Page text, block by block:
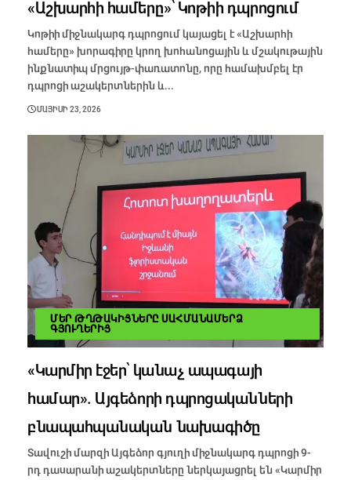
«Աշխարհի համերը»՝ Կոթիի դպրոցում
Կոթիի միջնակարգ դպրոցում կայացել է «Աշխարհի
համերը» խորագիրը կրող խոհանոցային և մշակութային
ինքնատիպ մրցույթ-փառատոնը, որը համախմբել էր
դպրոցի աշակերտներին և...
ՄԱՅԻՍԻ 23, 2026
ՄԵՐ ԹՂԹԱԿԻՑՆԵՐԸ ՍԱՀՄԱՆԱՄԵՐՁ
ԳՅՈՒՂԵՐԻՑ
«Կարմիր էջեր՝ կանաչ ապագայի
համար». Այգեձորի դպրոցականների
բնապահպանական նախագիծը
Տավուշի մարզի Այգեձոր գյուղի միջնակարգ դպրոցի 9-
րդ դասարանի աշակերտները ներկայացրել են «Կարմիր